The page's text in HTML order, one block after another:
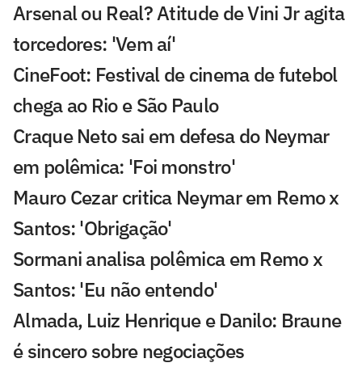
Arsenal ou Real? Atitude de Vini Jr agita
torcedores: 'Vem aí'
CineFoot: Festival de cinema de futebol
chega ao Rio e São Paulo
Craque Neto sai em defesa do Neymar
em polêmica: 'Foi monstro'
Mauro Cezar critica Neymar em Remo x
Santos: 'Obrigação'
Sormani analisa polêmica em Remo x
Santos: 'Eu não entendo'
Almada, Luiz Henrique e Danilo: Braune
é sincero sobre negociações